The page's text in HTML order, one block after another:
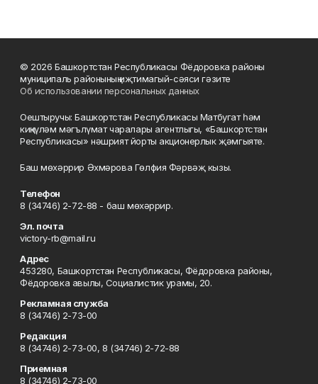
© 2026 Башкортстан Республикасы Фёдоровка районы
муниципаль районының иҗтимагый-сәяси гәзите
Об использовании персональных данных
Оештыручы: Башкортстан Республикасы Матбугат һәм
киңкүләм мәгълүмат чаралары агентлыгы, «Башкортстан
Республикасы» нәшрият йорты акционерлык җәмгыяте.
Баш мөхәррир Әхмәрова Гөлфия Фәрвәҗ кызы.
Телефон
8 (34746) 2-72-88 - баш мөхәррир.
Эл. почта
victory-rb@mail.ru
Адрес
453280, Башкортстан Республикасы, Фёдоровка районы,
Фёдоровка авылы, Социалистик урамы, 20.
Рекламная служба
8 (34746) 2-73-00
Редакция
8 (34746) 2-73-00, 8 (34746) 2-72-88
Приемная
8 (34746) 2-73-00